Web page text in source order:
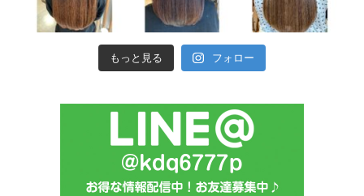
もっと見る フォロー